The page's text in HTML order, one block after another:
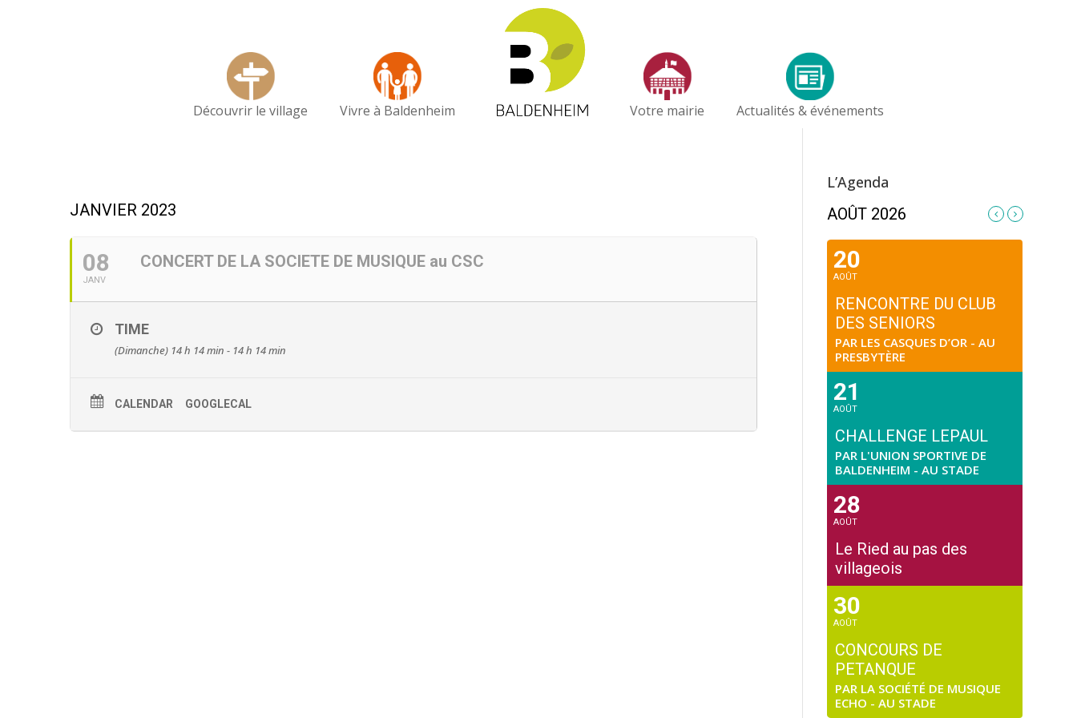
Découvrir le village Vivre à Baldenheim Votre mairie Actualités & événements
JANVIER 2023
08
JANV
CONCERT DE LA SOCIETE DE MUSIQUE au CSC
TIME
(Dimanche) 14 h 14 min - 14 h 14 min
CALENDAR GOOGLECAL
L’Agenda
AOÛT 2026
20
AOÛT
RENCONTRE DU CLUB
DES SENIORS
PAR LES CASQUES D’OR - AU
PRESBYTÈRE
21
AOÛT
CHALLENGE LEPAUL
PAR L'UNION SPORTIVE DE
BALDENHEIM - AU STADE
28
AOÛT
Le Ried au pas des
villageois
30
AOÛT
CONCOURS DE
PETANQUE
PAR LA SOCIÉTÉ DE MUSIQUE
ECHO - AU STADE